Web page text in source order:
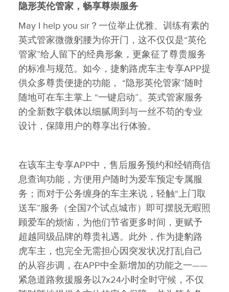
隐形英伦管家，畅享尊崇服务
May I help you sir？一位举止优雅、训练有素的
英式管家微微躬腰为你开门，这不仅仅是“英伦
管家”给人留下的经典形象，更象征了尊贵服务
的标准与规范。如今，捷豹路虎车主专享APP提
供众多尊贵便捷的功能， “隐形英伦管家”随时
随地可在车主掌上 “一键启动”。英式管家服务
的全新数字载体以细腻周到与一丝不苟的专业
设计，保障用户的尊享出行体验。
在该车主专享APP中，售后服务预约和经销商信
息查询功能，方便用户随时为爱车预定专属服
务；而对于公务缠身的车主来说，轻触“上门取
送车”服务（全国7个试点城市）即可摆脱无暇照
顾爱车的烦恼，为他们节省更多时间，更赋予
超越同级品牌的尊贵礼遇。此外，作为捷豹路
虎车主，也完全无需担心因突发状况打乱自己
的从容步调，在APP中全新增加的功能之一——
紧急道路救援服务以7x24小时全时守候，不仅